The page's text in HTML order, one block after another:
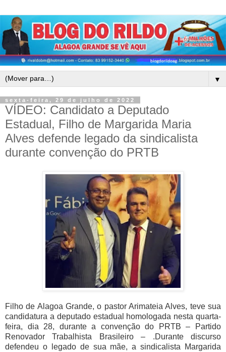
▼
sexta-feira, 29 de julho de 2022
VÍDEO: Candidato a Deputado
Estadual, Filho de Margarida Maria
Alves defende legado da sindicalista
durante convenção do PRTB
Filho de Alagoa Grande, o pastor Arimateia Alves, teve sua
candidatura a deputado estadual homologada nesta quarta-
feira, dia 28, durante a convenção do PRTB – Partido
Renovador Trabalhista Brasileiro – .Durante discurso
defendeu o legado de sua mãe, a sindicalista Margarida